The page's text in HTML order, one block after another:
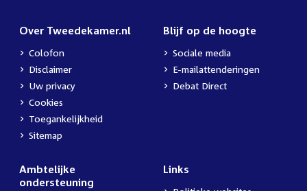
Over Tweedekamer.nl
Colofon
Disclaimer
Uw privacy
Cookies
Toegankelijkheid
Sitemap
Blijf op de hoogte
Sociale media
E-mailattenderingen
Debat Direct
Ambtelijke
ondersteuning
Links